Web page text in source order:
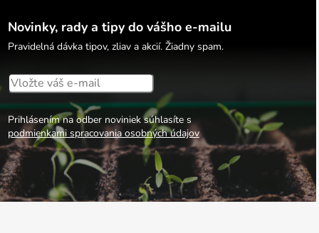
Novinky, rady a tipy do vášho e-mailu
Pravidelná dávka tipov, zliav a akcií. Žiadny spam.
Prihlásením na odber noviniek súhlasíte s
podmienkami spracovania osobných údajov